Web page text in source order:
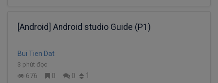
[Android] Android studio Guide (P1)
Bui Tien Dat
3 phút đọc
676 0 0 1